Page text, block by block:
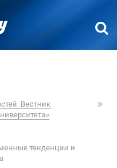
Вестник
тенденции и